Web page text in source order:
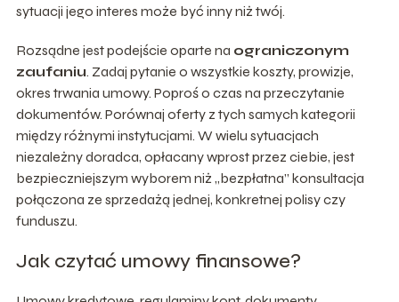
sytuacji jego interes może być inny niż twój.
Rozsądne jest podejście oparte na ograniczonym
zaufaniu. Zadaj pytanie o wszystkie koszty, prowizje,
okres trwania umowy. Poproś o czas na przeczytanie
dokumentów. Porównaj oferty z tych samych kategorii
między różnymi instytucjami. W wielu sytuacjach
niezależny doradca, opłacany wprost przez ciebie, jest
bezpieczniejszym wyborem niż „bezpłatna” konsultacja
połączona ze sprzedażą jednej, konkretnej polisy czy
funduszu.
Jak czytać umowy finansowe?